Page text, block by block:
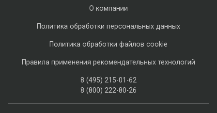
О компании
Политика обработки персональных данных
Политика обработки файлов cookie
Правила применения рекомендательных технологий
8 (495) 215-01-62
8 (800) 222-80-26